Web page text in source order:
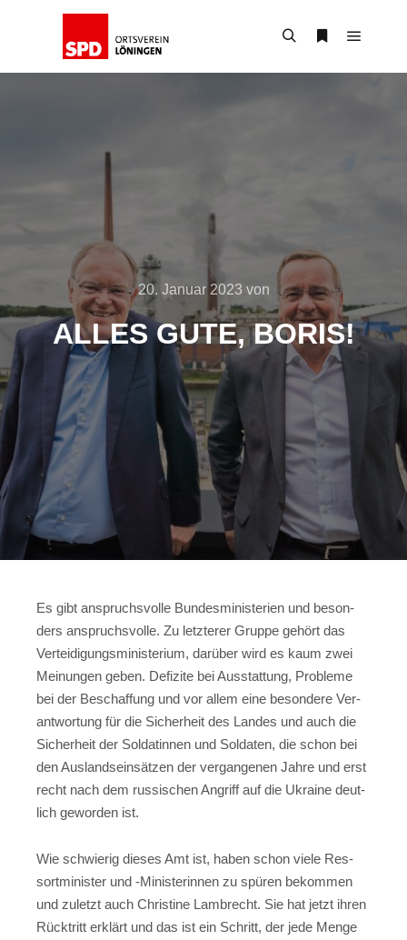
20. Januar 2023 von
ALLES GUTE, BORIS!
Es gibt anspruchs­vol­le Bun­des­mi­nis­te­ri­en und beson­
ders anspruchs­vol­le. Zu letz­te­rer Grup­pe gehört das
Ver­tei­di­gungs­mi­nis­te­ri­um, dar­über wird es kaum zwei
Mei­nun­gen geben. Defi­zi­te bei Aus­stat­tung, Pro­ble­me
bei der Beschaf­fung und vor allem eine beson­de­re Ver­
ant­wor­tung für die Sicher­heit des Lan­des und auch die
Sicher­heit der Sol­da­tin­nen und Sol­da­ten, die schon bei
den Aus­lands­ein­sät­zen der ver­gan­ge­nen Jah­re und erst
recht nach dem rus­si­schen Angriff auf die Ukrai­ne deut­
lich gewor­den ist.
Wie schwie­rig die­ses Amt ist, haben schon vie­le Res­
sort­mi­nis­ter und ‑Minis­te­rin­nen zu spü­ren bekom­men
und zuletzt auch Chris­ti­ne Lam­brecht. Sie hat jetzt ihren
Rück­tritt erklärt und das ist ein Schritt, der jede Men­ge